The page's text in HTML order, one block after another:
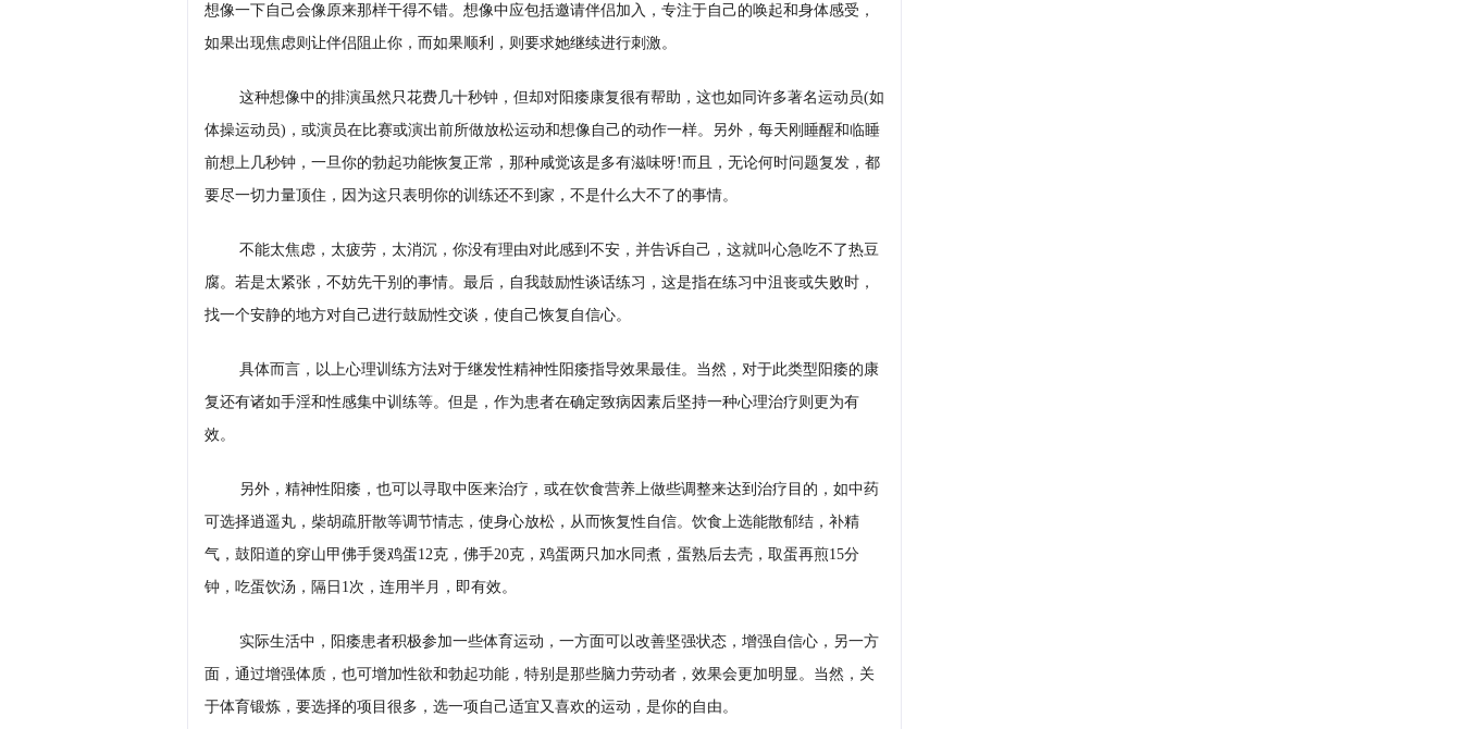
想像一下自己会像原来那样干得不错。想像中应包括邀请伴侣加入，专注于自己的唤起和身体感受，
如果出现焦虑则让伴侣阻止你，而如果顺利，则要求她继续进行刺激。
这种想像中的排演虽然只花费几十秒钟，但却对阳痿康复很有帮助，这也如同许多著名运动员(如
体操运动员)，或演员在比赛或演出前所做放松运动和想像自己的动作一样。另外，每天刚睡醒和临睡
前想上几秒钟，一旦你的勃起功能恢复正常，那种咸觉该是多有滋味呀!而且，无论何时问题复发，都
要尽一切力量顶住，因为这只表明你的训练还不到家，不是什么大不了的事情。
不能太焦虑，太疲劳，太消沉，你没有理由对此感到不安，并告诉自己，这就叫心急吃不了热豆
腐。若是太紧张，不妨先干别的事情。最后，自我鼓励性谈话练习，这是指在练习中沮丧或失败时，
找一个安静的地方对自己进行鼓励性交谈，使自己恢复自信心。
具体而言，以上心理训练方法对于继发性精神性阳痿指导效果最佳。当然，对于此类型阳痿的康
复还有诸如手淫和性感集中训练等。但是，作为患者在确定致病因素后坚持一种心理治疗则更为有
效。
另外，精神性阳痿，也可以寻取中医来治疗，或在饮食营养上做些调整来达到治疗目的，如中药
可选择逍遥丸，柴胡疏肝散等调节情志，使身心放松，从而恢复性自信。饮食上选能散郁结，补精
气，鼓阳道的穿山甲佛手煲鸡蛋12克，佛手20克，鸡蛋两只加水同煮，蛋熟后去壳，取蛋再煎15分
钟，吃蛋饮汤，隔日1次，连用半月，即有效。
实际生活中，阳痿患者积极参加一些体育运动，一方面可以改善坚强状态，增强自信心，另一方
面，通过增强体质，也可增加性欲和勃起功能，特别是那些脑力劳动者，效果会更加明显。当然，关
于体育锻炼，要选择的项目很多，选一项自己适宜又喜欢的运动，是你的自由。